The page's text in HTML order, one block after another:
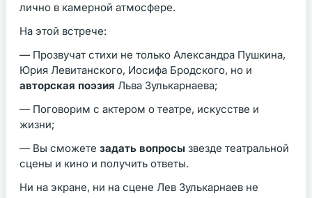
лично в камерной атмосфере.
На этой встрече:
— Прозвучат стихи не только Александра Пушкина,
Юрия Левитанского, Иосифа Бродского, но и
авторская поэзия Льва Зулькарнаева;
— Поговорим с актером о театре, искусстве и
жизни;
— Вы сможете задать вопросы звезде театральной
сцены и кино и получить ответы.
Ни на экране, ни на сцене Лев Зулькарнаев не